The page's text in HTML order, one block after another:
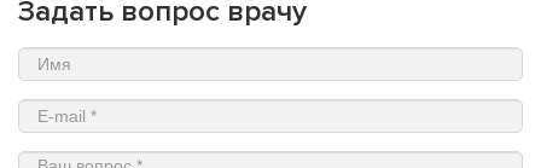
Задать вопрос врачу